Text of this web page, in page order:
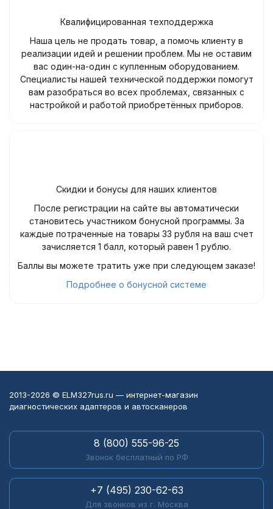
Квалифицированная техподдержка
Наша цель не продать товар, а помочь клиенту в
реализации идей и решении проблем. Мы не оставим
вас один-на-один с купленным оборудованием.
Специалисты нашей технической поддержки помогут
вам разобраться во всех проблемах, связанных с
настройкой и работой приобретённых приборов.
Скидки и бонусы для наших клиентов
После регистрации на сайте вы автоматически
становитесь участником бонусной программы. За
каждые потраченные на товары 33 рубля на ваш счет
зачисляется 1 балл, который равен 1 рублю.
Баллы вы можете тратить уже при следующем заказе!
Подробнее о бонусной системе
2013-2026 © ELM327rus.ru — интернет-магазин
диагностических адаптеров и автосканеров
8 (800) 555-96-25
Звонок бесплатный по РФ
+7 (495) 230-62-63
Для звонков из г. Москва